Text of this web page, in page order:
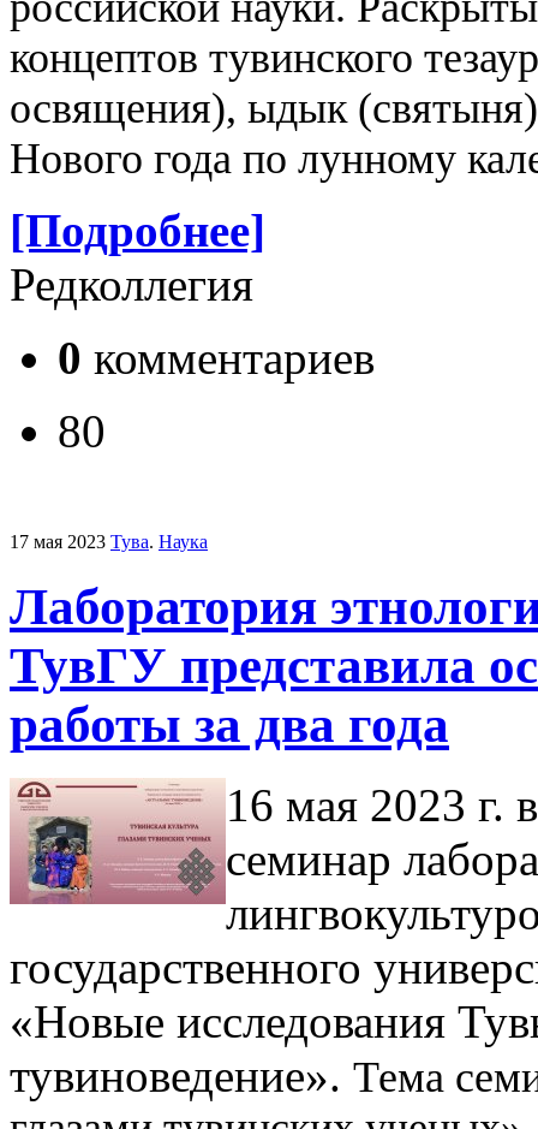
концептов тувинского
освящения), ыдык
Нового года по лунному
[Подробнее]
Редколлегия
0 комментариев
80
17 мая 2023 Тува. Наука
Лаборатория
ТувГУ представила
работы за два года
16 мая 2023 г.
семинар
государственного
«Новые исследования
тувиноведение». Тема